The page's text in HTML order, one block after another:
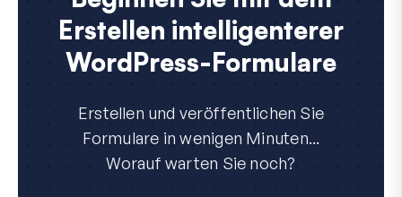
Erstellen intelligenterer
WordPress-Formulare
Erstellen und veröffentlichen Sie
Formulare in wenigen Minuten...
Worauf warten Sie noch?